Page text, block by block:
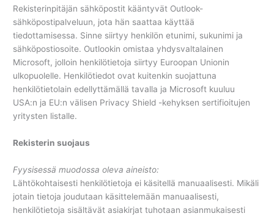
Rekisterinpitäjän sähköpostit kääntyvät Outlook-
sähköpostipalveluun, jota hän saattaa käyttää
tiedottamisessa. Sinne siirtyy henkilön etunimi, sukunimi ja
sähköpostiosoite. Outlookin omistaa yhdysvaltalainen
Microsoft, jolloin henkilötietoja siirtyy Euroopan Unionin
ulkopuolelle. Henkilötiedot ovat kuitenkin suojattuna
henkilötietolain edellyttämällä tavalla ja Microsoft kuuluu
USA:n ja EU:n välisen Privacy Shield -kehyksen sertifioitujen
yritysten listalle.
Rekisterin suojaus
Fyysisessä muodossa oleva aineisto:
Lähtökohtaisesti henkilötietoja ei käsitellä manuaalisesti. Mikäli
jotain tietoja joudutaan käsittelemään manuaalisesti,
henkilötietoja sisältävät asiakirjat tuhotaan asianmukaisesti